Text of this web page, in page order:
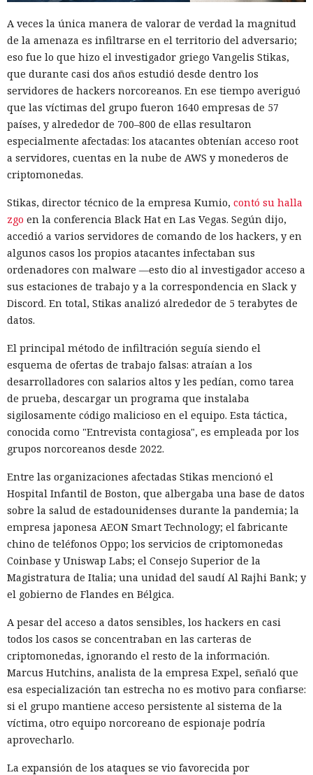
A veces la única manera de valorar de verdad la magnitud
de la amenaza es infiltrarse en el territorio del adversario;
eso fue lo que hizo el investigador griego Vangelis Stikas,
que durante casi dos años estudió desde dentro los
servidores de hackers norcoreanos. En ese tiempo averiguó
que las víctimas del grupo fueron 1640 empresas de 57
países, y alrededor de 700–800 de ellas resultaron
especialmente afectadas: los atacantes obtenían acceso root
a servidores, cuentas en la nube de AWS y monederos de
criptomonedas.
Stikas, director técnico de la empresa Kumio, contó su halla
zgo en la conferencia Black Hat en Las Vegas. Según dijo,
accedió a varios servidores de comando de los hackers, y en
algunos casos los propios atacantes infectaban sus
ordenadores con malware —esto dio al investigador acceso a
sus estaciones de trabajo y a la correspondencia en Slack y
Discord. En total, Stikas analizó alrededor de 5 terabytes de
datos.
El principal método de infiltración seguía siendo el
esquema de ofertas de trabajo falsas: atraían a los
desarrolladores con salarios altos y les pedían, como tarea
de prueba, descargar un programa que instalaba
sigilosamente código malicioso en el equipo. Esta táctica,
conocida como "Entrevista contagiosa", es empleada por los
grupos norcoreanos desde 2022.
Entre las organizaciones afectadas Stikas mencionó el
Hospital Infantil de Boston, que albergaba una base de datos
sobre la salud de estadounidenses durante la pandemia; la
empresa japonesa AEON Smart Technology; el fabricante
chino de teléfonos Oppo; los servicios de criptomonedas
Coinbase y Uniswap Labs; el Consejo Superior de la
Magistratura de Italia; una unidad del saudí Al Rajhi Bank; y
el gobierno de Flandes en Bélgica.
A pesar del acceso a datos sensibles, los hackers en casi
todos los casos se concentraban en las carteras de
criptomonedas, ignorando el resto de la información.
Marcus Hutchins, analista de la empresa Expel, señaló que
esa especialización tan estrecha no es motivo para confiarse:
si el grupo mantiene acceso persistente al sistema de la
víctima, otro equipo norcoreano de espionaje podría
aprovecharlo.
La expansión de los ataques se vio favorecida por